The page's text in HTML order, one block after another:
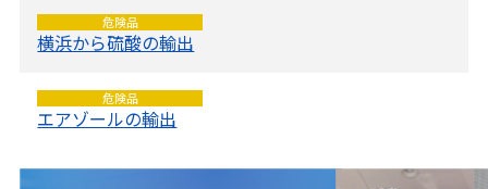
危険品
横浜から硫酸の輸出
危険品
エアゾールの輸出